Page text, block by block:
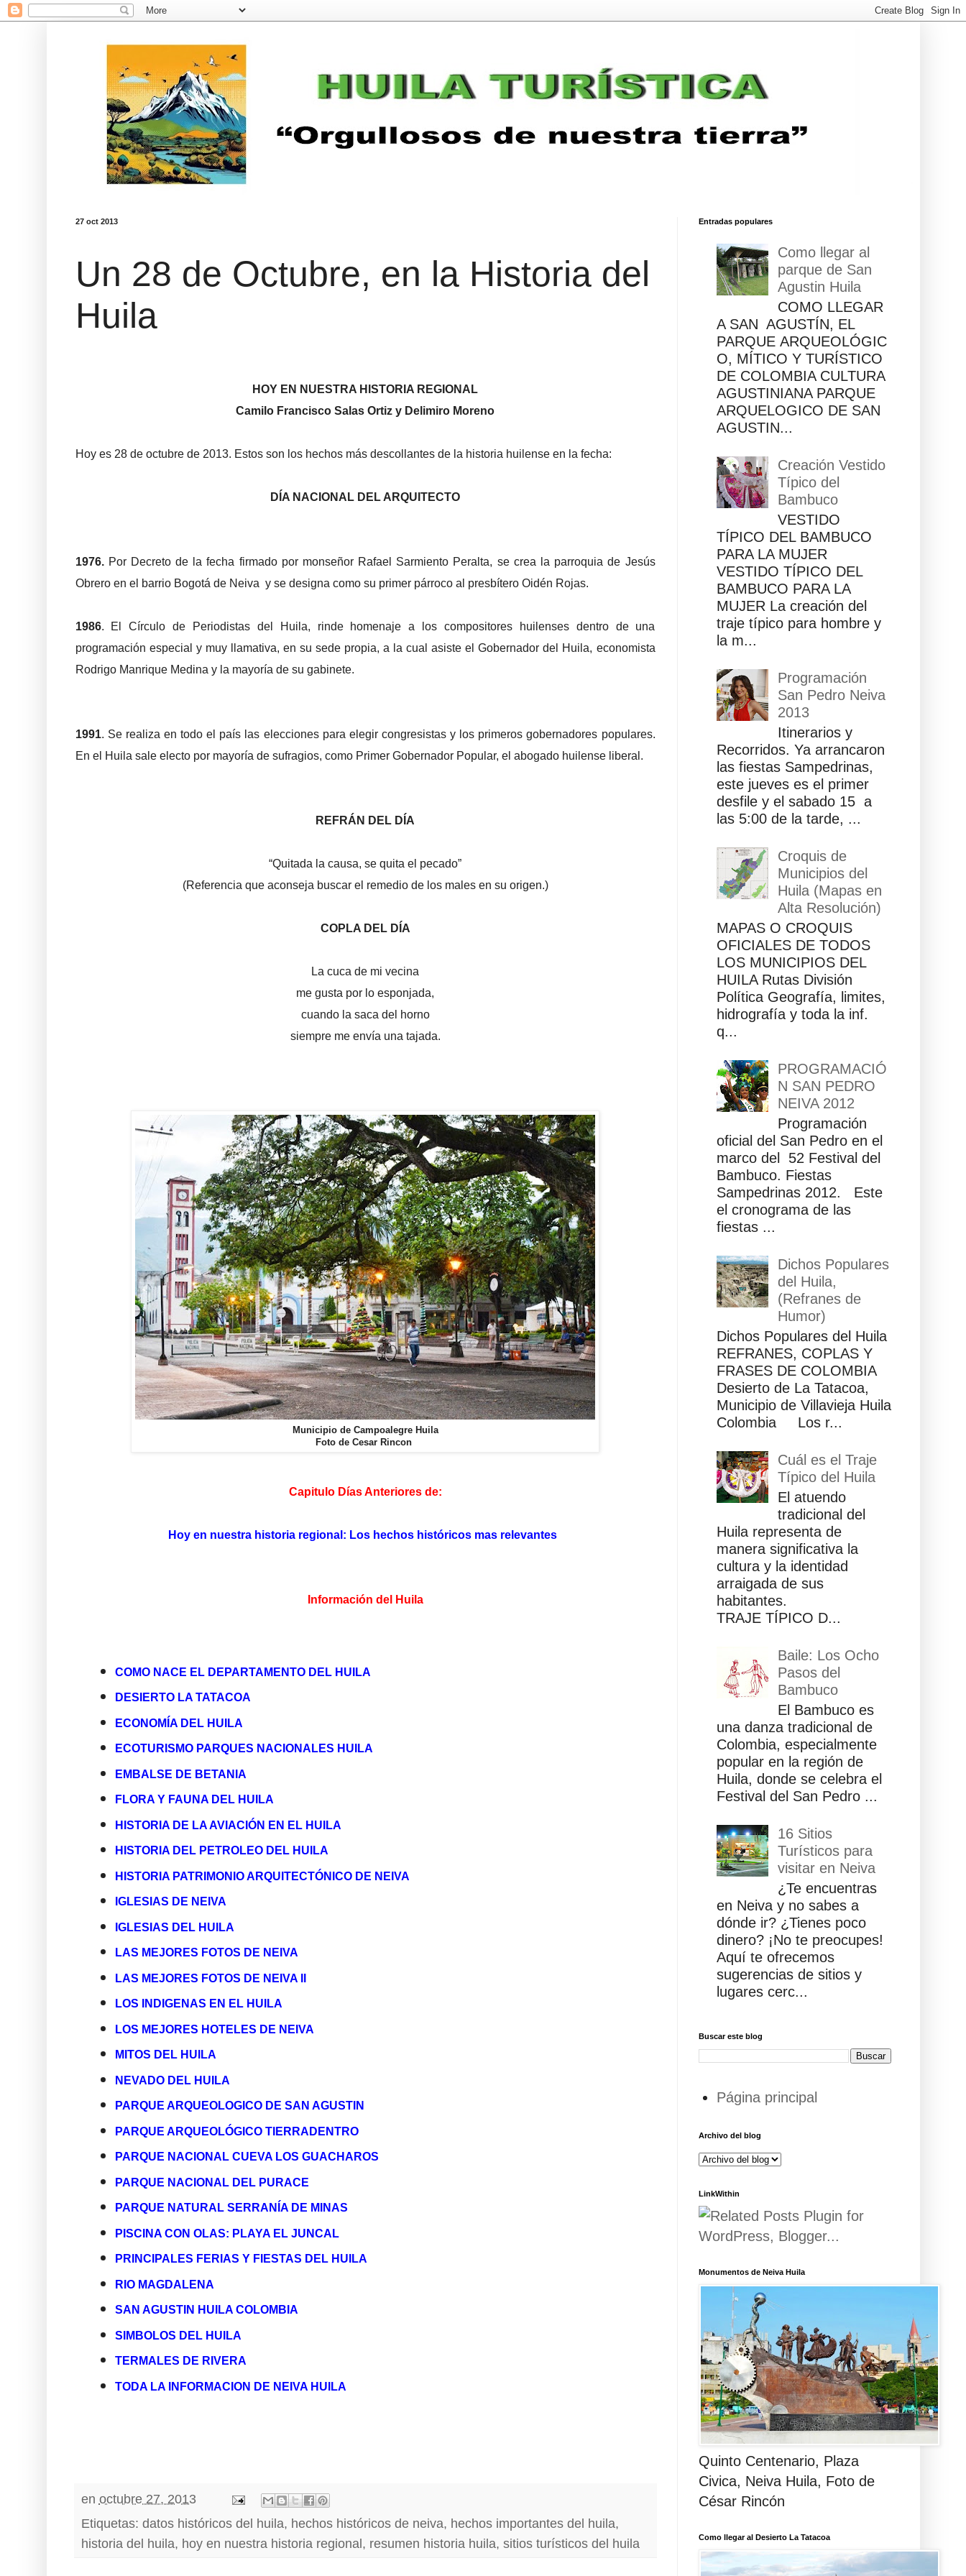
27 oct 2013
Un 28 de Octubre, en la Historia del
Huila
HOY EN NUESTRA HISTORIA REGIONAL
Camilo Francisco Salas Ortiz y Delimiro Moreno
Hoy es 28 de octubre de 2013. Estos son los hechos más descollantes de la historia huilense en la fecha:
DÍA NACIONAL DEL ARQUITECTO
1976. Por Decreto de la fecha firmado por monseñor Rafael Sarmiento Peralta, se crea la parroquia de Jesús
Obrero en el barrio Bogotá de Neiva y se designa como su primer párroco al presbítero Oidén Rojas.
1986. El Círculo de Periodistas del Huila, rinde homenaje a los compositores huilenses dentro de una
programación especial y muy llamativa, en su sede propia, a la cual asiste el Gobernador del Huila, economista
Rodrigo Manrique Medina y la mayoría de su gabinete.
1991. Se realiza en todo el país las elecciones para elegir congresistas y los primeros gobernadores populares.
En el Huila sale electo por mayoría de sufragios, como Primer Gobernador Popular, el abogado huilense liberal.
REFRÁN DEL DÍA
“Quitada la causa, se quita el pecado”
(Referencia que aconseja buscar el remedio de los males en su origen.)
COPLA DEL DÍA
La cuca de mi vecina
me gusta por lo esponjada,
cuando la saca del horno
siempre me envía una tajada.
Municipio de Campoalegre Huila
Foto de Cesar Rincon
Capitulo Días Anteriores de:
Hoy en nuestra historia regional: Los hechos históricos mas relevantes
Información del Huila
COMO NACE EL DEPARTAMENTO DEL HUILA
DESIERTO LA TATACOA
ECONOMÍA DEL HUILA
ECOTURISMO PARQUES NACIONALES HUILA
EMBALSE DE BETANIA
FLORA Y FAUNA DEL HUILA
HISTORIA DE LA AVIACIÓN EN EL HUILA
HISTORIA DEL PETROLEO DEL HUILA
HISTORIA PATRIMONIO ARQUITECTÓNICO DE NEIVA
IGLESIAS DE NEIVA
IGLESIAS DEL HUILA
LAS MEJORES FOTOS DE NEIVA
LAS MEJORES FOTOS DE NEIVA II
LOS INDIGENAS EN EL HUILA
LOS MEJORES HOTELES DE NEIVA
MITOS DEL HUILA
NEVADO DEL HUILA
PARQUE ARQUEOLOGICO DE SAN AGUSTIN
PARQUE ARQUEOLÓGICO TIERRADENTRO
PARQUE NACIONAL CUEVA LOS GUACHAROS
PARQUE NACIONAL DEL PURACE
PARQUE NATURAL SERRANÍA DE MINAS
PISCINA CON OLAS: PLAYA EL JUNCAL
PRINCIPALES FERIAS Y FIESTAS DEL HUILA
RIO MAGDALENA
SAN AGUSTIN HUILA COLOMBIA
SIMBOLOS DEL HUILA
TERMALES DE RIVERA
TODA LA INFORMACION DE NEIVA HUILA
en octubre 27, 2013
Etiquetas: datos históricos del huila, hechos históricos de neiva, hechos importantes del huila,
historia del huila, hoy en nuestra historia regional, resumen historia huila, sitios turísticos del huila
Entradas populares
Como llegar al
parque de San
Agustin Huila
COMO LLEGAR
A SAN AGUSTÍN, EL
PARQUE ARQUEOLÓGIC
O, MÍTICO Y TURÍSTICO
DE COLOMBIA CULTURA
AGUSTINIANA PARQUE
ARQUELOGICO DE SAN
AGUSTIN...
Creación Vestido
Típico del
Bambuco
VESTIDO
TÍPICO DEL BAMBUCO
PARA LA MUJER
VESTIDO TÍPICO DEL
BAMBUCO PARA LA
MUJER La creación del
traje típico para hombre y
la m...
Programación
San Pedro Neiva
2013
Itinerarios y
Recorridos. Ya arrancaron
las fiestas Sampedrinas,
este jueves es el primer
desfile y el sabado 15 a
las 5:00 de la tarde, ...
Croquis de
Municipios del
Huila (Mapas en
Alta Resolución)
MAPAS O CROQUIS
OFICIALES DE TODOS
LOS MUNICIPIOS DEL
HUILA Rutas División
Política Geografía, limites,
hidrografía y toda la inf.
q...
PROGRAMACIÓ
N SAN PEDRO
NEIVA 2012
Programación
oficial del San Pedro en el
marco del 52 Festival del
Bambuco. Fiestas
Sampedrinas 2012. Este
el cronograma de las
fiestas ...
Dichos Populares
del Huila,
(Refranes de
Humor)
Dichos Populares del Huila
REFRANES, COPLAS Y
FRASES DE COLOMBIA
Desierto de La Tatacoa,
Municipio de Villavieja Huila
Colombia Los r...
Cuál es el Traje
Típico del Huila
El atuendo
tradicional del
Huila representa de
manera significativa la
cultura y la identidad
arraigada de sus
habitantes.
TRAJE TÍPICO D...
Baile: Los Ocho
Pasos del
Bambuco
El Bambuco es
una danza tradicional de
Colombia, especialmente
popular en la región de
Huila, donde se celebra el
Festival del San Pedro ...
16 Sitios
Turísticos para
visitar en Neiva
¿Te encuentras
en Neiva y no sabes a
dónde ir? ¿Tienes poco
dinero? ¡No te preocupes!
Aquí te ofrecemos
sugerencias de sitios y
lugares cerc...
Buscar este blog
Página principal
Archivo del blog
LinkWithin
Monumentos de Neiva Huila
Quinto Centenario, Plaza
Civica, Neiva Huila, Foto de
César Rincón
Como llegar al Desierto La Tatacoa